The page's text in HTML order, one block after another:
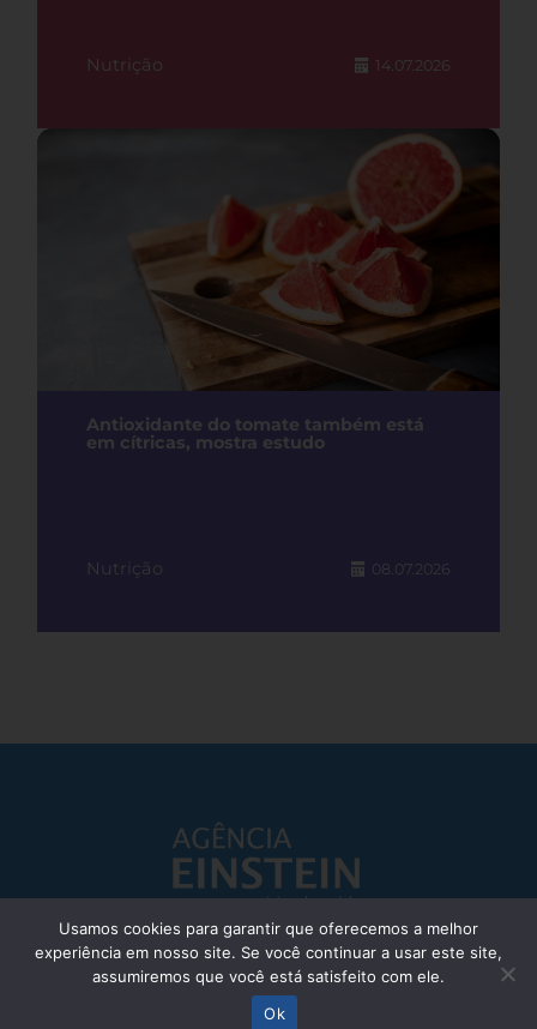
Nutrição 14.07.2026
Antioxidante do tomate também está
em cítricas, mostra estudo
Nutrição 08.07.2026
Responsável Técnico: Dr. Eliezer Silva - CRM: 85148-SP
© Einstein Hospital Israelita 2025 - Todos os direitos reservados
Usamos cookies para garantir que oferecemos a melhor
experiência em nosso site. Se você continuar a usar este site,
assumiremos que você está satisfeito com ele.
Ok